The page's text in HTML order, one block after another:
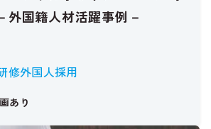
外国籍人材活躍事例－
修外国人採用
あり